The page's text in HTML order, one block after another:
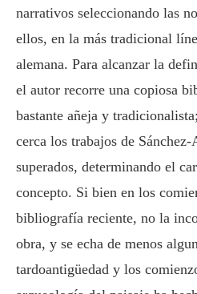
narrativos seleccionando las
ellos, en la más tradicional
alemana. Para alcanzar la
el autor recorre una copiosa
bastante añeja y
cerca los trabajos de
superados, determinando el
concepto. Si bien en los
bibliografía reciente, no la
obra, y se echa de menos
tardoantigüedad y los